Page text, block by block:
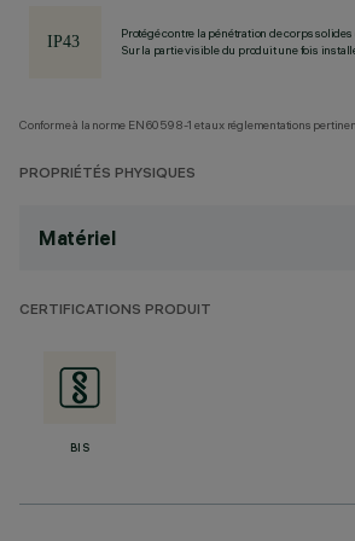
Protégé contre la pénétration de corps
Sur la partie visible du produit une fois
Conforme à la norme EN60598-1 et aux réglementations
PROPRIÉTÉS PHYSIQUES
Matériel
CERTIFICATIONS PRODUIT
BIS